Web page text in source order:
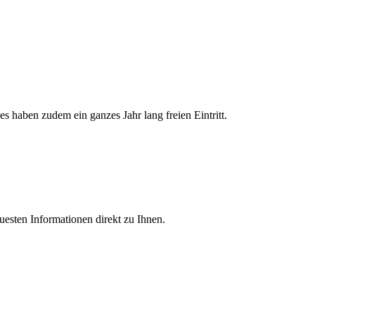
haben zudem ein ganzes Jahr lang freien Eintritt.
Informationen direkt zu Ihnen.